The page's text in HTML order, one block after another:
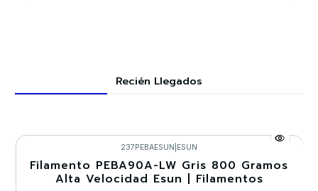
Recién Llegados
-30%
237PEBAESUN ESUN
Filamento PEBA90A-LW Gris 800 Gramos
Alta Velocidad Esun | Filamentos